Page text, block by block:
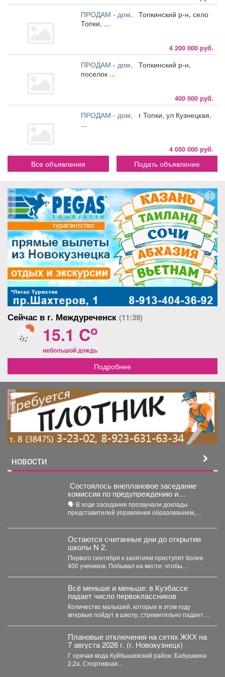
ПРОДАМ - дом,
Топкинский р-н, село
Топки, ...
4 200 000 руб.
ПРОДАМ - дом,
Топкинский р-н,
поселок ...
400 000 руб.
ПРОДАМ - дом,
г Топки, ул Кузнецкая,
...
4 050 000 руб.
Все объявления Подать объявление
реклама
Сейчас в г. Междуреченск (11:39)
15.1 Co
небольшой дождь
Подробнее
реклама
НОВОСТИ
Состоялось внеплановое заседание
комиссии по предупреждению и
ликвидации чрезвычайных ситуаций и
пожарной безопасности
🗣️ В ходе заседания прозвучали доклады
представителей управления образованием,
Остаются считанные дни до открытия
школы N 2.
Первого сентября к занятиям приступят более
400 учеников. Побывал на месте, чтобы
Всё меньше и меньше: в Кузбассе
падает число первоклассников
Количество малышей, которые в этом году
впервые пойдут в школу, стремительно падает в
Плановые отключения на сетях ЖКХ на
7 августа 2026 г. (г. Новокузнецк)
Г орячая вода Куйбышевский район: Бабушкина
2,2а, Спортивная...